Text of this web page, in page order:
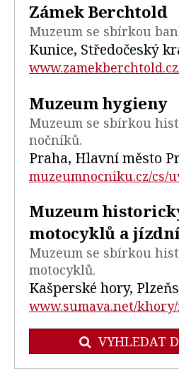
Zámek Berchtold
Muzeum se sbírkou
Kunice, Středočeský
Muzeum hygieny
Muzeum se sbírkou
nočníků.
Praha, Hlavní město
muzeumnocniku.cz/cs/
Muzeum
motocyklů a
Muzeum se sbírkou
motocyklů.
Kašperské hory,
www.sumava.net/
VYHLEDAT